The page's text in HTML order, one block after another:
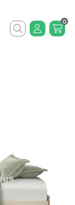
Buscar
0